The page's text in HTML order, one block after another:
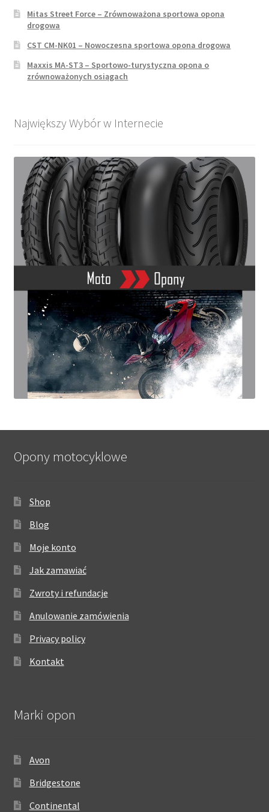
Mitas Street Force – Zrównoważona sportowa opona
drogowa
CST CM-NK01 – Nowoczesna sportowa opona drogowa
Maxxis MA-ST3 – Sportowo-turystyczna opona o
zrównoważonych osiągach
Największy Wybór w Internecie
Opony motocyklowe
Shop
Blog
Moje konto
Jak zamawiać
Zwroty i refundacje
Anulowanie zamówienia
Privacy policy
Kontakt
Marki opon
Avon
Bridgestone
Continental